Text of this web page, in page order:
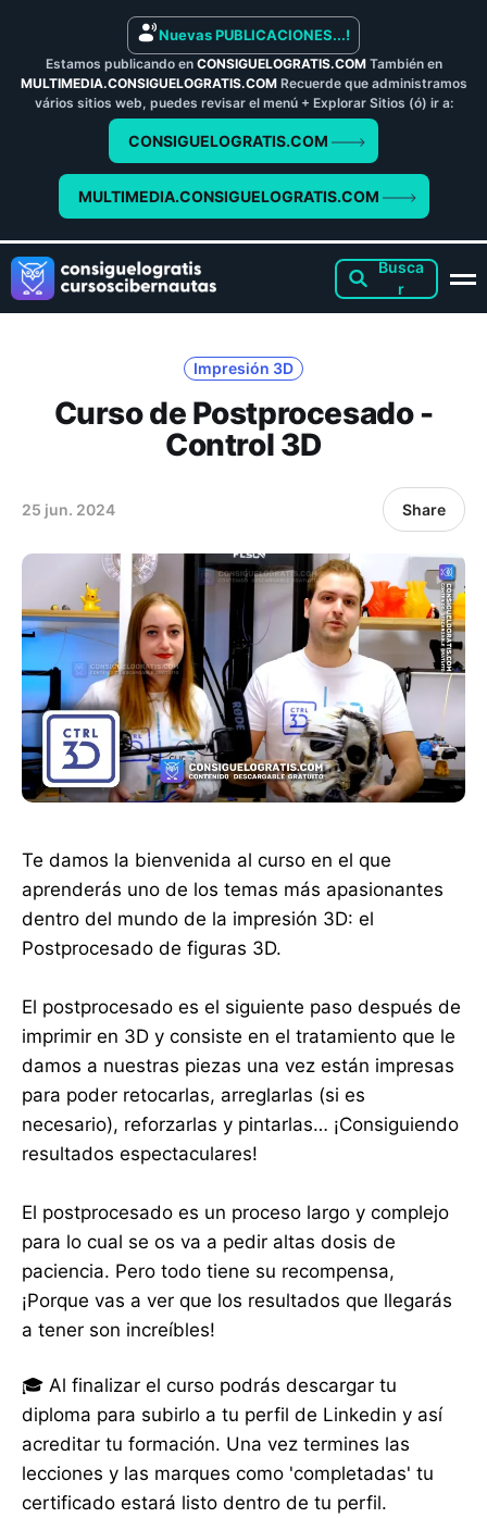
Nuevas PUBLICACIONES...!
Estamos publicando en CONSIGUELOGRATIS.COMTambién en
MULTIMEDIA.CONSIGUELOGRATIS.COMRecuerde que administramos
vários sitios web, puedes revisar el menú + Explorar Sitios (ó) ir a:
CONSIGUELOGRATIS.COM
MULTIMEDIA.CONSIGUELOGRATIS.COM
Impresión 3D
Curso de Postprocesado -
Control 3D
25 jun. 2024 Share
Te damos la bienvenida al curso en el que
aprenderás uno de los temas más apasionantes
dentro del mundo de la impresión 3D: el
Postprocesado de figuras 3D.
El postprocesado es el siguiente paso después de
imprimir en 3D y consiste en el tratamiento que le
damos a nuestras piezas una vez están impresas
para poder retocarlas, arreglarlas (si es
necesario), reforzarlas y pintarlas… ¡Consiguiendo
resultados espectaculares!
El postprocesado es un proceso largo y complejo
para lo cual se os va a pedir altas dosis de
paciencia. Pero todo tiene su recompensa,
¡Porque vas a ver que los resultados que llegarás
a tener son increíbles!
🎓 Al finalizar el curso podrás descargar tu
diploma para subirlo a tu perfil de Linkedin y así
acreditar tu formación. Una vez termines las
lecciones y las marques como 'completadas' tu
certificado estará listo dentro de tu perfil.